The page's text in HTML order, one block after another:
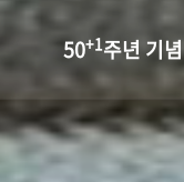
50+1주년 기념
성과 50선